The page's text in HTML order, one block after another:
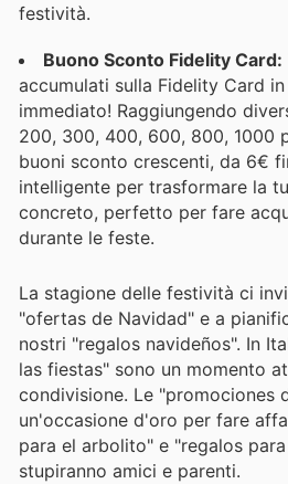
festività.
Buono Sconto Fidelity Card:
accumulati sulla Fidelity Card
immediato! Raggiungendo
200, 300, 400, 600, 800, 1000
buoni sconto crescenti, da 6€
intelligente per trasformare la
concreto, perfetto per fare
durante le feste.
La stagione delle festività ci
"ofertas de Navidad" e a
nostri "regalos navideños". In
las fiestas" sono un momento
condivisione. Le "promociones
un'occasione d'oro per fare
para el arbolito" e "regalos
stupiranno amici e parenti.